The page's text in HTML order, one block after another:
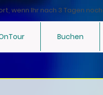
wenn Ihr nach 3 Tagen
Buchen